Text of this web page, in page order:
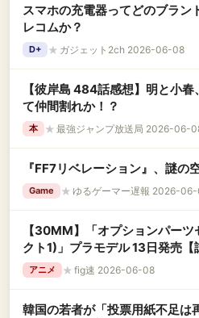
スマホの充電器ってどのブラ
レコムか？
D+ ★ ガジェット2ch 2026-06-08
【彼岸島 484話感想】明と小
て仲間割れか！？
本 ★ 最強ジャンプ放送局 2026-06-
『FF7リベレーション』、謎の
Game ★ ゆるゲーマー遅報 2026-
【30MM】「オプションパー
クト1)」プラモデル 13日発売
加】
アニメ ★ fig速 2026-06-08
韓国の若者が「投票用紙不足は